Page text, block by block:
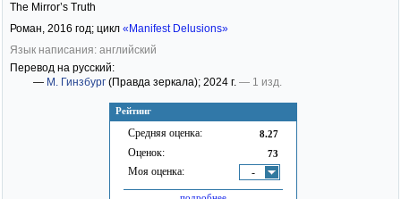
Рейтинг
Средняя оценка: 8.27
Оценок: 73
Моя оценка: -
подробнее
The Mirror’s Truth
Роман, 2016 год; цикл «Manifest Delusions»
Язык написания: английский
Перевод на русский:
— М. Гинзбург (Правда зеркала); 2024 г. — 1 изд.